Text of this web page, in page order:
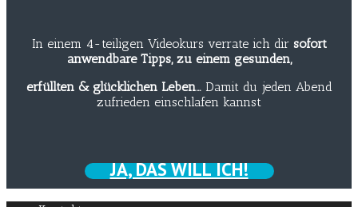
In einem 4-teiligen Videokurs verrate ich dir sofort
anwendbare Tipps, zu einem gesunden,
erfüllten & glücklichen Leben…Damit du jeden Abend
zufrieden einschlafen kannst
JA, DAS WILL ICH!